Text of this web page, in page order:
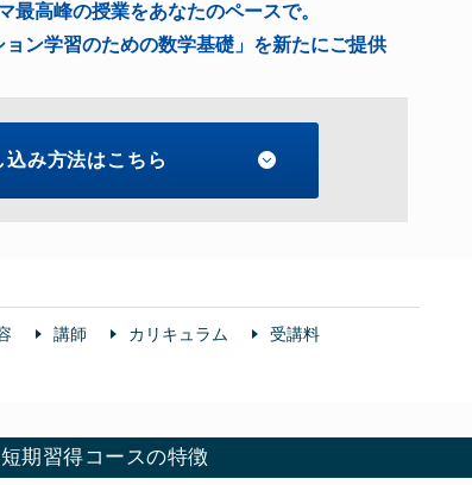
高峰の授業をあなたのペースで。
ン学習のための数学基礎」を新たにご提供
込み方法はこちら
講師 カリキュラム
受講料
期習得コースの特徴